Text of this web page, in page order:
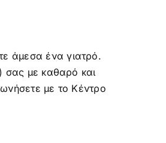
άμεσα ένα γιατρό.
σας με καθαρό και
με το Κέντρο